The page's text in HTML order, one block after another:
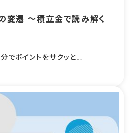
変遷 ～積立金で読み解く
でポイントをサクッと…